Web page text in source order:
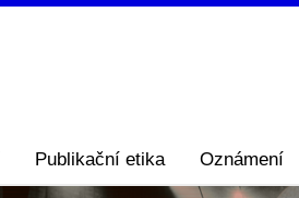
Publikační etika Oznámení